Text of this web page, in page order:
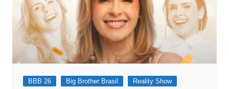
BBB 26 Big Brother Brasil Reality Show